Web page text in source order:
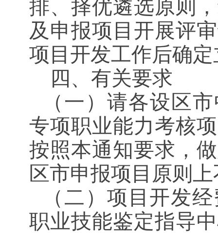
排、择优遴选原则，
及 申报项目 开展评
项目开发工作后确定
四、有关要求
（一） 请各设区
专项职业能力考核
按照本通知要求，
区市申报项目原则上
（二） 项目开发
职业技能鉴定指导